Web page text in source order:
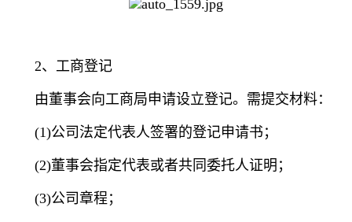
2、工商登记
由董事会向工商局申请设立登记。需提交材料：
(1)公司法定代表人签署的登记申请书；
(2)董事会指定代表或者共同委托人证明；
(3)公司章程；